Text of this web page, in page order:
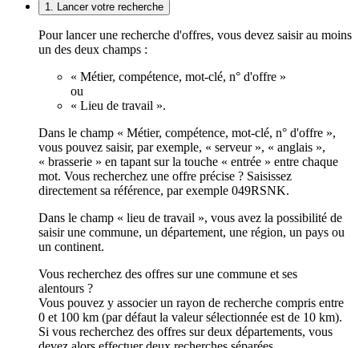
1. Lancer votre recherche
Pour lancer une recherche d'offres, vous devez saisir au moins
un des deux champs :
« Métier, compétence, mot-clé, n° d'offre »
ou
« Lieu de travail ».
Dans le champ « Métier, compétence, mot-clé, n° d'offre »,
vous pouvez saisir, par exemple, « serveur », « anglais »,
« brasserie » en tapant sur la touche « entrée » entre chaque
mot. Vous recherchez une offre précise ? Saisissez
directement sa référence, par exemple 049RSNK.
Dans le champ « lieu de travail », vous avez la possibilité de
saisir une commune, un département, une région, un pays ou
un continent.
Vous recherchez des offres sur une commune et ses
alentours ?
Vous pouvez y associer un rayon de recherche compris entre
0 et 100 km (par défaut la valeur sélectionnée est de 10 km).
Si vous recherchez des offres sur deux départements, vous